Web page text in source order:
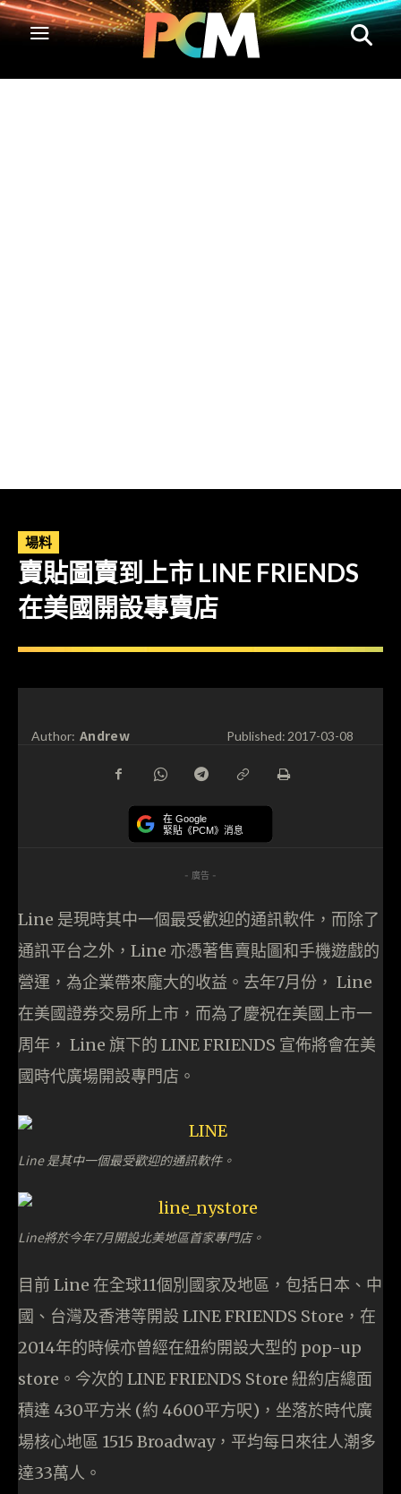
場料
賣貼圖賣到上市 LINE FRIENDS
在美國開設專賣店
Author: Andrew Published:2017-03-08
在 Google
緊貼《PCM》消息
- 廣告 -
Line 是現時其中一個最受歡迎的通訊軟件，而除了
通訊平台之外，Line 亦憑著售賣貼圖和手機遊戲的
營運，為企業帶來龐大的收益。去年7月份， Line
在美國證券交易所上市，而為了慶祝在美國上市一
周年， Line 旗下的 LINE FRIENDS 宣佈將會在美
國時代廣場開設專門店。
Line 是其中一個最受歡迎的通訊軟件。
Line將於今年7月開設北美地區首家專門店。
目前 Line 在全球11個別國家及地區，包括日本、中
國、台灣及香港等開設 LINE FRIENDS Store，在
2014年的時候亦曾經在紐約開設大型的 pop-up
store。今次的 LINE FRIENDS Store 紐約店總面
積達 430平方米 (約 4600平方呎)，坐落於時代廣
場核心地區 1515 Broadway，平均每日來往人潮多
達33萬人。